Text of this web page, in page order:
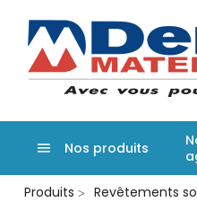
Aller
Nos produits
Produits
Revêtements